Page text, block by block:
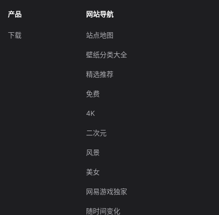
产品
下载
网站导航
站点地图
壁纸分类大全
精选推荐
免费
4K
二次元
风景
美女
网易游戏独家
随时间变化